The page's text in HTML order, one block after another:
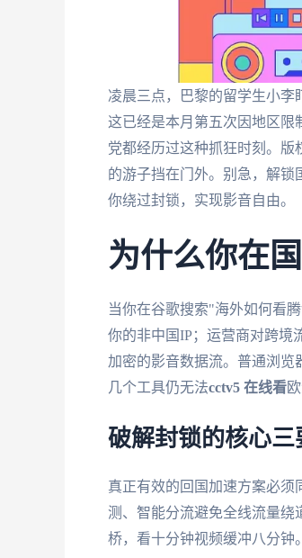
凌晨三点，巴黎的留学生小
这已经是本月第五次因地区
党都经历过这种抓狂时刻。版
的游子挡在门外。别急，解
你绕过封锁，实现影音自由。
为什么你在
当你在谷歌搜索"海外如何看
你的非中国IP；运营商对跨境
加密的影音数据流。普通浏
几个工具仍无法cctv5 在线看
破解封锁的核心三
真正有效的回国加速方案必须
测、智能分流避免全线流量绕
桥，看十分钟视频缓冲八分钟。